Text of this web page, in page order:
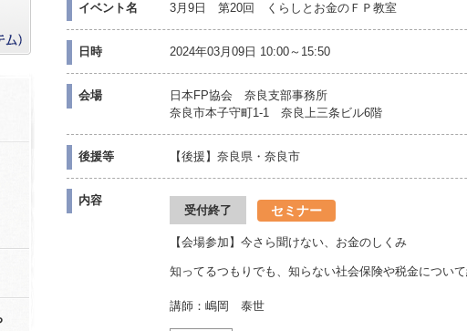
イベント名 3月9日 第20回 くらしとお金のＦＰ教室
日時 2024年03月09日 10:00～15:50
会場
日本FP協会 奈良支部事務所
奈良市本子守町1-1 奈良上三条ビル6階
後援等 【後援】奈良県・奈良市
内容
受付終了 セミナー
【会場参加】今さら聞けない、お金のしくみ
知ってるつもりでも、知らない社会保険や税金につい
講師：嶋岡 泰世